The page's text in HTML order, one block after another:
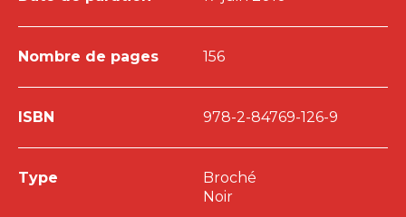
Nombre de pages 156
ISBN 978-2-84769-126-9
Type
Broché
Noir